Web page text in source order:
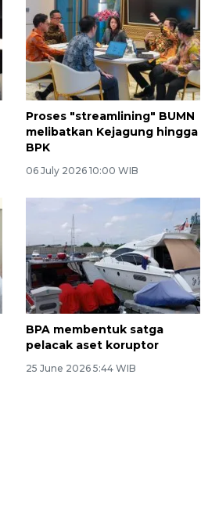
Proses "streamlining" BUMN
melibatkan Kejagung hingga
BPK
06 July 2026 10:00 WIB
BPA membentuk satga
pelacak aset koruptor
25 June 2026 5:44 WIB